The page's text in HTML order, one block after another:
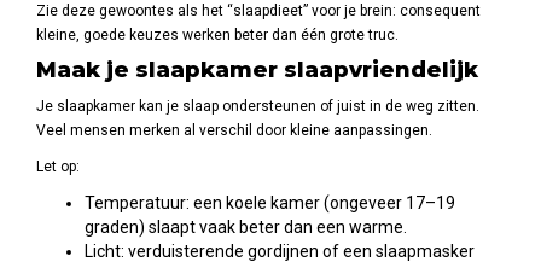
Zie deze gewoontes als het “slaapdieet” voor je brein: consequent
kleine, goede keuzes werken beter dan één grote truc.
Maak je slaapkamer slaapvriendelijk
Je slaapkamer kan je slaap ondersteunen of juist in de weg zitten.
Veel mensen merken al verschil door kleine aanpassingen.
Let op:
Temperatuur: een koele kamer (ongeveer 17–19
graden) slaapt vaak beter dan een warme.
Licht: verduisterende gordijnen of een slaapmasker